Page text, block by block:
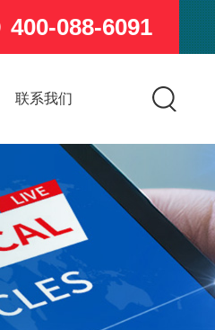
400-088-6091
联系我们